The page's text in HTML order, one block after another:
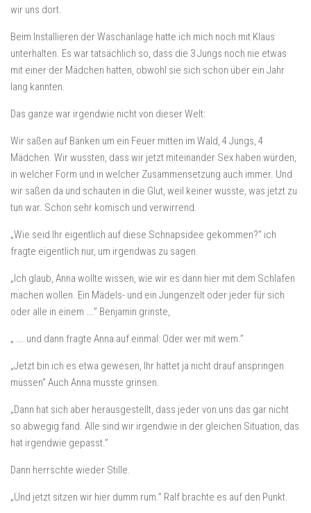
wir uns dort.
Beim Installieren der Waschanlage hatte ich mich noch mit Klaus
unterhalten. Es war tatsächlich so, dass die 3 Jungs noch nie etwas
mit einer der Mädchen hatten, obwohl sie sich schon über ein Jahr
lang kannten.
Das ganze war irgendwie nicht von dieser Welt:
Wir saßen auf Bänken um ein Feuer mitten im Wald, 4 Jungs, 4
Mädchen. Wir wussten, dass wir jetzt miteinander Sex haben würden,
in welcher Form und in welcher Zusammensetzung auch immer. Und
wir saßen da und schauten in die Glut, weil keiner wusste, was jetzt zu
tun war. Schon sehr komisch und verwirrend.
„Wie seid Ihr eigentlich auf diese Schnapsidee gekommen?” ich
fragte eigentlich nur, um irgendwas zu sagen.
„Ich glaub, Anna wollte wissen, wie wir es dann hier mit dem Schlafen
machen wollen. Ein Mädels- und ein Jungenzelt oder jeder für sich
oder alle in einem ….” Benjamin grinste,
„ …. und dann fragte Anna auf einmal: Oder wer mit wem.”
„Jetzt bin ich es etwa gewesen, Ihr hättet ja nicht drauf anspringen
müssen” Auch Anna musste grinsen.
„Dann hat sich aber herausgestellt, dass jeder von uns das gar nicht
so abwegig fand. Alle sind wir irgendwie in der gleichen Situation, das
hat irgendwie gepasst.”
Dann herrschte wieder Stille.
„Und jetzt sitzen wir hier dumm rum.” Ralf brachte es auf den Punkt.